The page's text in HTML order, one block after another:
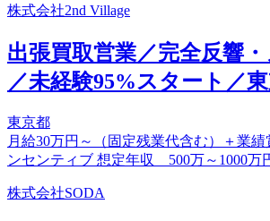
株式会社2nd Village
出張買取営業／完全反響
／未経験95%スタート／
東京都
月給30万円～（固定残業代含む）＋業績
ンセンティブ 想定年収 500万～1000万
株式会社SODA